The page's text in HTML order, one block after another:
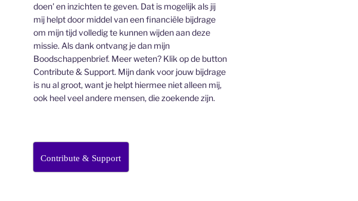
doen' en inzichten te geven. Dat is mogelijk als jij
mij helpt door middel van een financiële bijdrage
om mijn tijd volledig te kunnen wijden aan deze
missie. Als dank ontvang je dan mijn
Boodschappenbrief. Meer weten? Klik op de button
Contribute & Support. Mijn dank voor jouw bijdrage
is nu al groot, want je helpt hiermee niet alleen mij,
ook heel veel andere mensen, die zoekende zijn.
Contribute & Support